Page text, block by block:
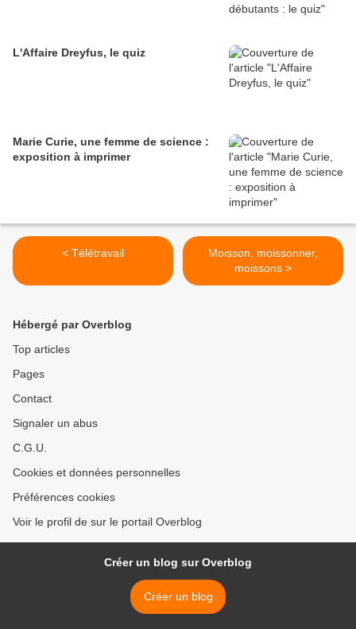
L'Affaire Dreyfus, le quiz
Marie Curie, une femme de science :
exposition à imprimer
< Télétravail
Moisson, moissonner,
moissons >
Hébergé par Overblog
Top articles
Pages
Contact
Signaler un abus
C.G.U.
Cookies et données personnelles
Préférences cookies
Voir le profil de sur le portail Overblog
Créer un blog sur Overblog
Créer un blog